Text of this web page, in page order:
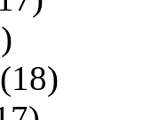
(18)